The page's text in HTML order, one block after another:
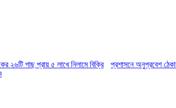
২৬টি গাছ প্রায় ৫ লাখে নিলামে বিক্রি
প্রশাসনে অনুপ্রবেশ